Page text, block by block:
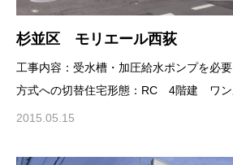
杉並区 モリエール西荻
工事内容：受水槽・加圧給水ポンプを必
方式への切替住宅形態：RC 4階建 ワン
2015.05.15